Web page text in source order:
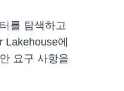
를 탐색하고
에
요구 사항을